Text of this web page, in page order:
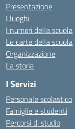
Presentazione
I luoghi
I numeri della scuola
Le carte della scuola
Organizzazione
La storia
I Servizi
Personale scolastico
Famiglie e studenti
Percorsi di studio